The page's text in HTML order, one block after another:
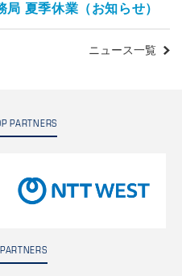
夏季休業（お知らせ）
ニュース一覧
PARTNERS